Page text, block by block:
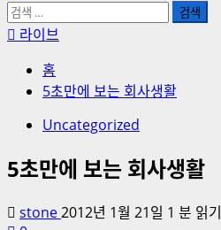
검
색:라이브
홈
5초만에 보는 회사생활
Uncategorized
5초만에 보는 회사생활
stone2012년 1월 21일 1 분 읽기